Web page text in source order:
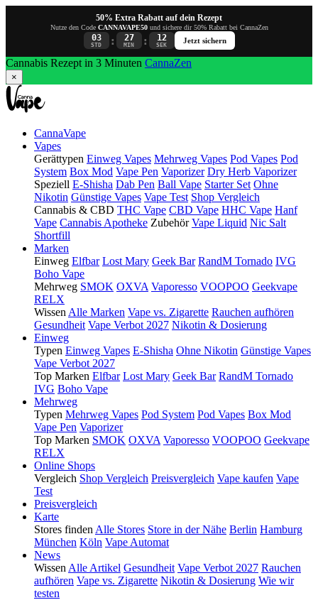
50% Extra Rabatt auf dein Rezept
Nutze den Code CANNAVAPE50und sichere dir 50% Rabatt bei CannaZen
03
STD : 27
MIN : 11
SEK
Jetzt sichern
Cannabis Rezept in 3 Minuten CannaZen
×
CannaVape
Vapes
Gerättypen Einweg Vapes Mehrweg Vapes Pod Vapes Pod
System Box Mod Vape Pen Vaporizer Dry Herb Vaporizer
Speziell E-Shisha Dab Pen Ball Vape Starter Set Ohne
Nikotin Günstige Vapes Vape Test Shop Vergleich
Cannabis & CBD THC Vape CBD Vape HHC Vape Hanf
Vape Cannabis Apotheke Zubehör Vape Liquid Nic Salt
Shortfill
Marken
Einweg Elfbar Lost Mary Geek Bar RandM Tornado IVG
Boho Vape
Mehrweg SMOK OXVA Vaporesso VOOPOO Geekvape
RELX
Wissen Alle Marken Vape vs. Zigarette Rauchen aufhören
Gesundheit Vape Verbot 2027 Nikotin & Dosierung
Einweg
Typen Einweg Vapes E-Shisha Ohne Nikotin Günstige Vapes
Vape Verbot 2027
Top Marken Elfbar Lost Mary Geek Bar RandM Tornado
IVG Boho Vape
Mehrweg
Typen Mehrweg Vapes Pod System Pod Vapes Box Mod
Vape Pen Vaporizer
Top Marken SMOK OXVA Vaporesso VOOPOO Geekvape
RELX
Online Shops
Vergleich Shop Vergleich Preisvergleich Vape kaufen Vape
Test
Preisvergleich
Karte
Stores finden Alle Stores Store in der Nähe Berlin Hamburg
München Köln Vape Automat
News
Wissen Alle Artikel Gesundheit Vape Verbot 2027 Rauchen
aufhören Vape vs. Zigarette Nikotin & Dosierung Wie wir
testen